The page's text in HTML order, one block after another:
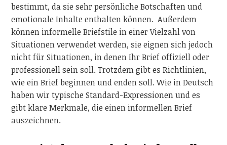
bestimmt, da sie sehr persönliche Botschaften und
emotionale Inhalte enthalten können. Außerdem
können informelle Briefstile in einer Vielzahl von
Situationen verwendet werden, sie eignen sich jedoch
nicht für Situationen, in denen Ihr Brief offiziell oder
professionell sein soll. Trotzdem gibt es Richtlinien,
wie ein Brief beginnen und enden soll. Wie in Deutsch
haben wir typische Standard-Expressionen und es
gibt klare Merkmale, die einen informellen Brief
auszeichnen.